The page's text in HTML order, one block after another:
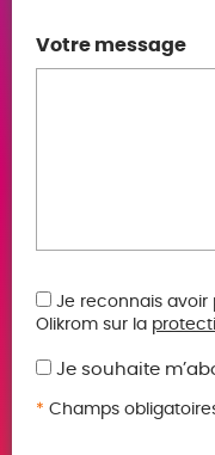
Votre message
RGPD
*
Je reconnais avoir
Olikrom sur la
Je souhaite
* Champs